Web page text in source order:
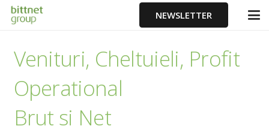
NEWSLETTER
Venituri, Cheltuieli, Profit
Operational
Brut si Net